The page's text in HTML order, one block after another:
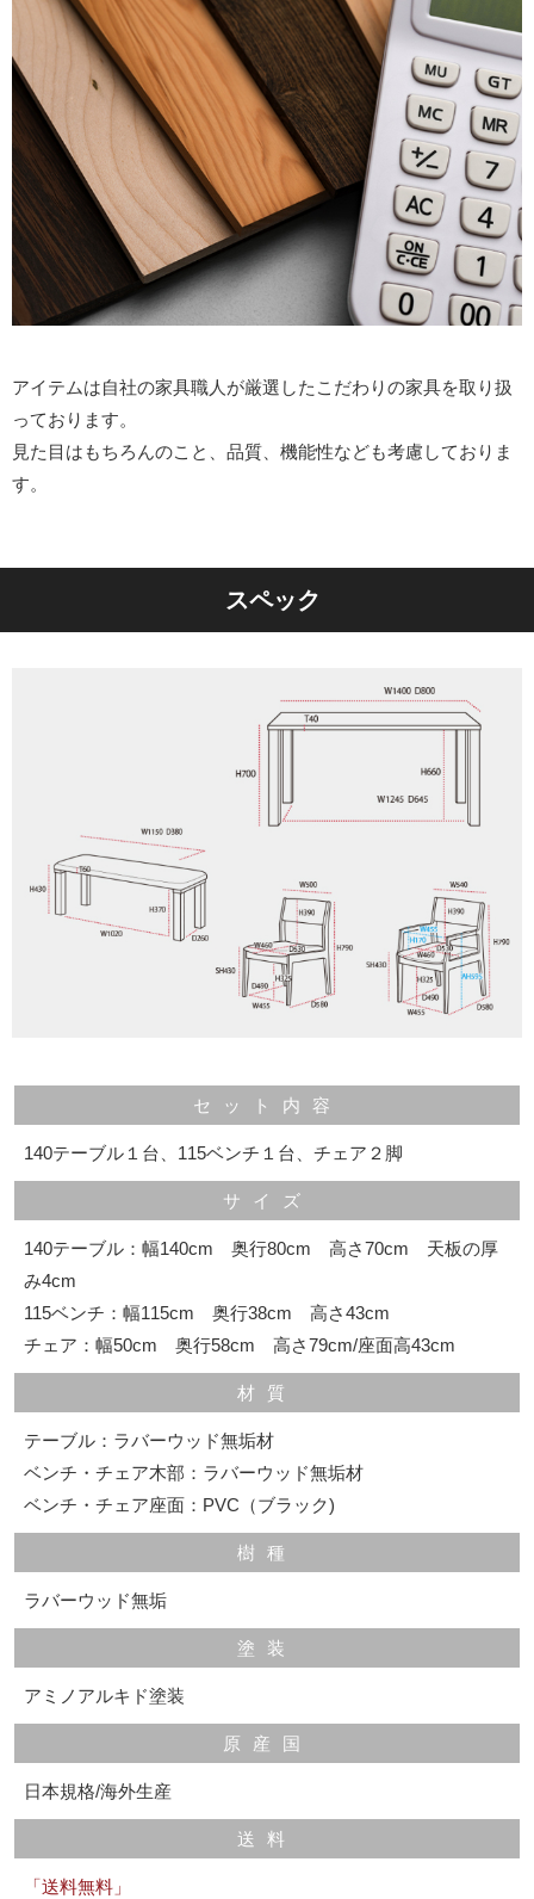
アイテムは自社の家具職人が厳選したこだわりの家具を取り扱
っております。
見た目はもちろんのこと、品質、機能性なども考慮しておりま
す。
スペック
セット内容
140テーブル１台、115ベンチ１台、チェア２脚
サイズ
140テーブル：幅140cm 奥行80cm 高さ70cm 天板の厚
み4cm
115ベンチ：幅115cm 奥行38cm 高さ43cm
チェア：幅50cm 奥行58cm 高さ79cm/座面高43cm
材質
テーブル：ラバーウッド無垢材
ベンチ・チェア木部：ラバーウッド無垢材
ベンチ・チェア座面：PVC（ブラック)
樹種
ラバーウッド無垢
塗装
アミノアルキド塗装
原産国
日本規格/海外生産
送料
「送料無料」